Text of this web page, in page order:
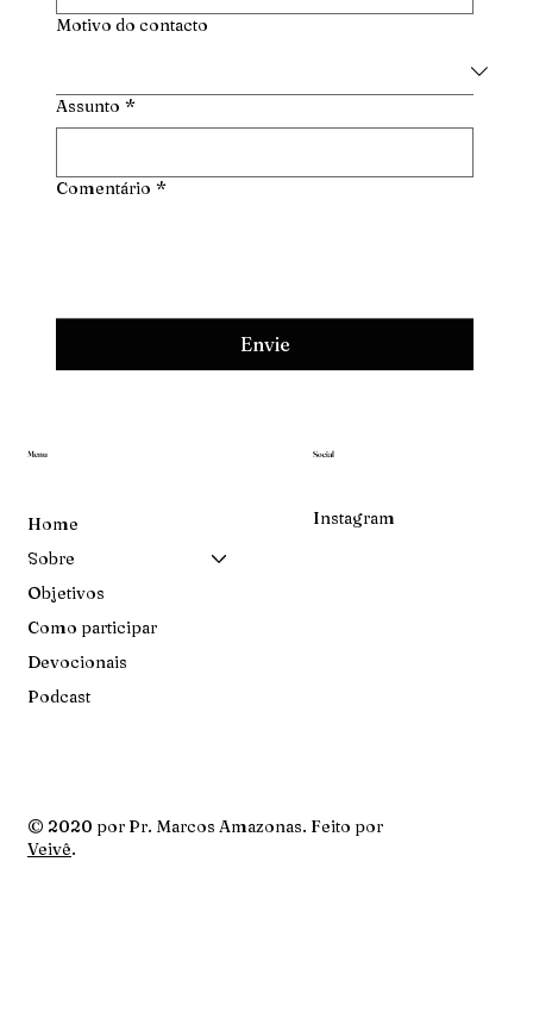
Menu
Home
Sobre
Objetivos
Como participar
Devocionais
Podcast
Social
Instagram
Motivo do contacto
Assunto *
Comentário *
Envie
© 2020 por Pr. Marcos Amazonas. Feito por
Veivê.